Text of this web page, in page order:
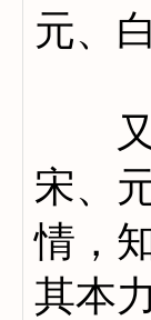
元、
又
宋、
情，
其本